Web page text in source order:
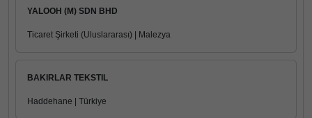
YALOOH (M) SDN BHD
Ticaret Şirketi (Uluslararası) | Malezya
BAKIRLAR TEKSTIL
Haddehane | Türkiye